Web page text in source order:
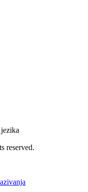
reserved.